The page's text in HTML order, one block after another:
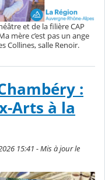
et de la filière CAP
mère c’est pas un ange
Collines, salle Renoir.
:
Arts à la
15:41 - Mis à jour le